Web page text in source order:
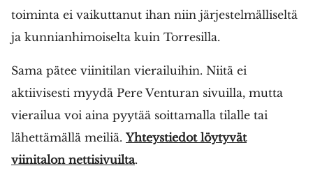
toiminta ei vaikuttanut ihan niin järjestelmälliseltä
ja kunnianhimoiselta kuin Torresilla.
Sama pätee viinitilan vierailuihin. Niitä ei
aktiivisesti myydä Pere Venturan sivuilla, mutta
vierailua voi aina pyytää soittamalla tilalle tai
lähettämällä meiliä. Yhteystiedot löytyvät
viinitalon nettisivuilta.